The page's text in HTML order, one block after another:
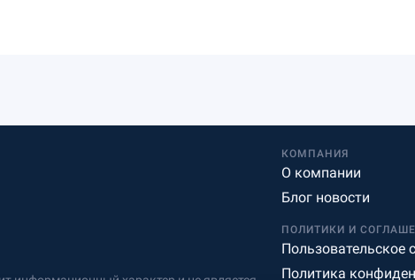
КОМПАНИЯ
О компании
Блог новости
ПОЛИТИКИ И
Пользовательское
Политика